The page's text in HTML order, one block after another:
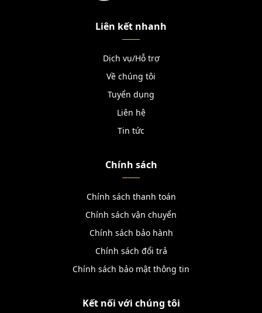
Liên kết nhanh
Dịch vụ/Hỗ trợ
Về chúng tôi
Tuyển dụng
Liên hệ
Tin tức
Chính sách
Chính sách thanh toán
Chính sách vận chuyển
Chính sách bảo hành
Chính sách đổi trả
Chính sách bảo mật thông tin
Kết nối với chúng tôi